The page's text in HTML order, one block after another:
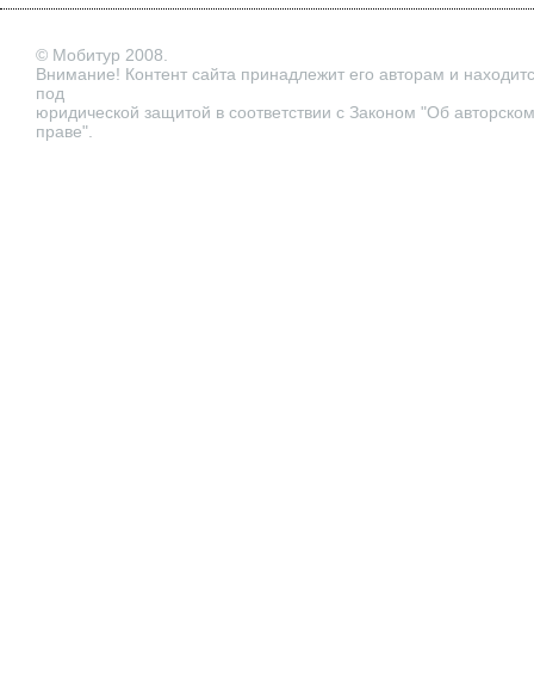
© Мобитур 2008.
Внимание! Контент сайта принадлежит его авторам и
под
юридической защитой в соответствии с Законом "Об авторском
праве".